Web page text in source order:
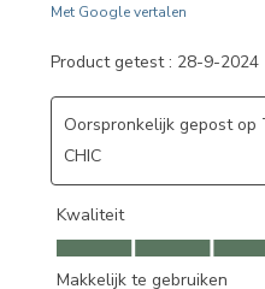
Met Google vertalen
Product getest : 28-9-2024
Oorspronkelijk gepost op
CHIC
Kwaliteit
Kwaliteit, 5.0 van 5
Makkelijk te gebruiken